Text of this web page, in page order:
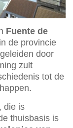
Fuente de
de provincie
door
zult
tot de
die is
thuisbasis is